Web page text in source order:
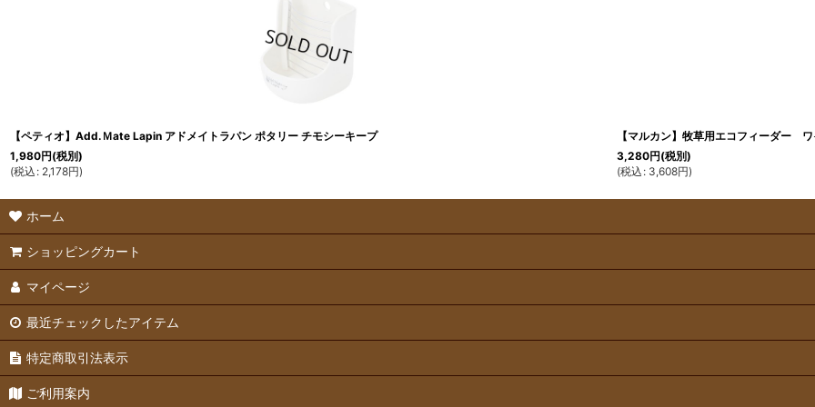
【ペティオ】Add.Ｍate Lapin アドメイトラパン ポタリー チモシーキープ
1,980円(税別)
(税込 : 2,178円)
【マルカン】牧草用エコフィーダー
3,280円(税別)
(税込 : 3,608円)
ホーム
ショッピングカート
マイページ
最近チェックしたアイテム
特定商取引法表示
ご利用案内